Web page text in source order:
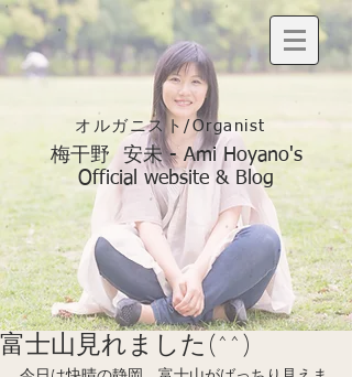
オルガニスト/Organist
梅干野 安未 - Ami Hoyano's
Official website & Blog
富士山見れました(^^)